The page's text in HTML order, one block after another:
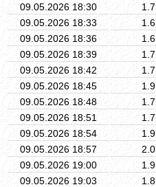
09.05.2026 18:30
1.7
09.05.2026 18:33
1.6
09.05.2026 18:36
1.6
09.05.2026 18:39
1.7
09.05.2026 18:42
1.7
09.05.2026 18:45
1.9
09.05.2026 18:48
1.7
09.05.2026 18:51
1.7
09.05.2026 18:54
1.9
09.05.2026 18:57
2.0
09.05.2026 19:00
1.9
09.05.2026 19:03
1.8